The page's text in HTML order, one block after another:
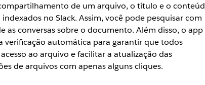
de um arquivo, o título e o
indexados no Slack. Assim, você pode pesquisar com
as conversas sobre o documento. Além disso, o app
verificação automática para garantir que todos
ao arquivo e facilitar a atualização das
de arquivos com apenas alguns cliques.